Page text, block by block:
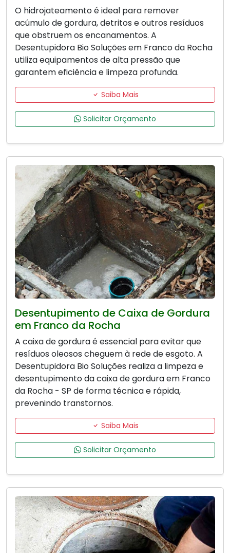
O hidrojateamento é ideal para remover
acúmulo de gordura, detritos e outros resíduos
que obstruem os encanamentos. A
Desentupidora Bio Soluções em Franco da Rocha
utiliza equipamentos de alta pressão que
garantem eficiência e limpeza profunda.
Saiba Mais
Solicitar Orçamento
Desentupimento de Caixa de Gordura
em Franco da Rocha
A caixa de gordura é essencial para evitar que
resíduos oleosos cheguem à rede de esgoto. A
Desentupidora Bio Soluções realiza a limpeza e
desentupimento da caixa de gordura em Franco
da Rocha - SP de forma técnica e rápida,
prevenindo transtornos.
Saiba Mais
Solicitar Orçamento